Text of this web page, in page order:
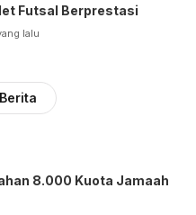
Futsal Berprestasi
lalu
8.000 Kuota Jamaah